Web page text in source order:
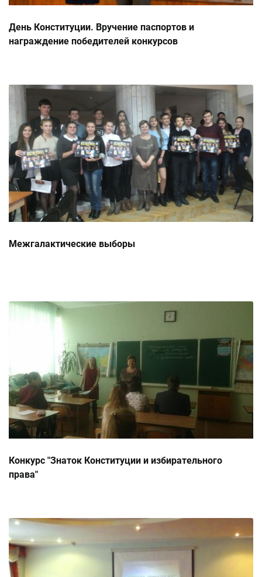
День Конституции. Вручение паспортов и
награждение победителей конкурсов
Межгалактические выборы
Конкурс "Знаток Конституции и избирательного
права"